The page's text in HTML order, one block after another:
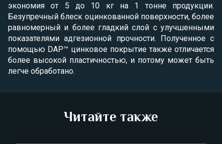
экономия от 5 до 10 кг на 1 тонне продукции.
Безупречный блеск оцинкованной поверхности, более
равномерный и более гладкий слой с улучшенными
показателями адгезионной прочности. Полученное с
помощью DAP™ цинковое покрытие также отличается
более высокой пластичностью, и потому может быть
легче обработано.
Читайте также